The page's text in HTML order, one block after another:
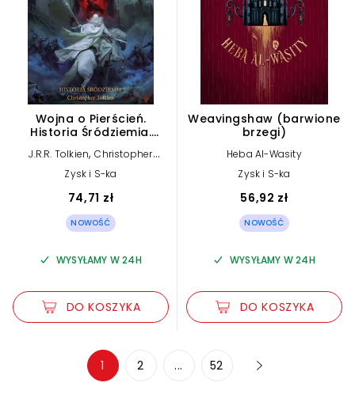
Wojna o Pierścień.
Historia Śródziemia.
J.R.R. Tolkien,Christopher
Tolkien
Zysk i S-ka
74,71 zł
NOWOŚĆ
WYSYŁAMY W 24H
DO KOSZYKA
Weavingshaw (barwione
brzegi)
Heba Al-Wasity
Zysk i S-ka
56,92 zł
NOWOŚĆ
WYSYŁAMY W 24H
DO KOSZYKA
1 2 ... 52
Zmniejsz rozmiar czcionki